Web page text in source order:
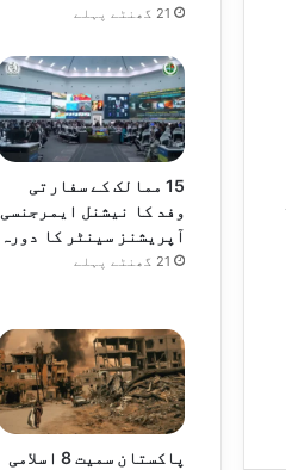
21 گھنٹے پہلے
15 ممالک کے سفارتی
وفد کا نیشنل ایمرجنسی
آپریشنز سینٹر کا دورہ
21 گھنٹے پہلے
پاکستان سمیت 8 اسلامی